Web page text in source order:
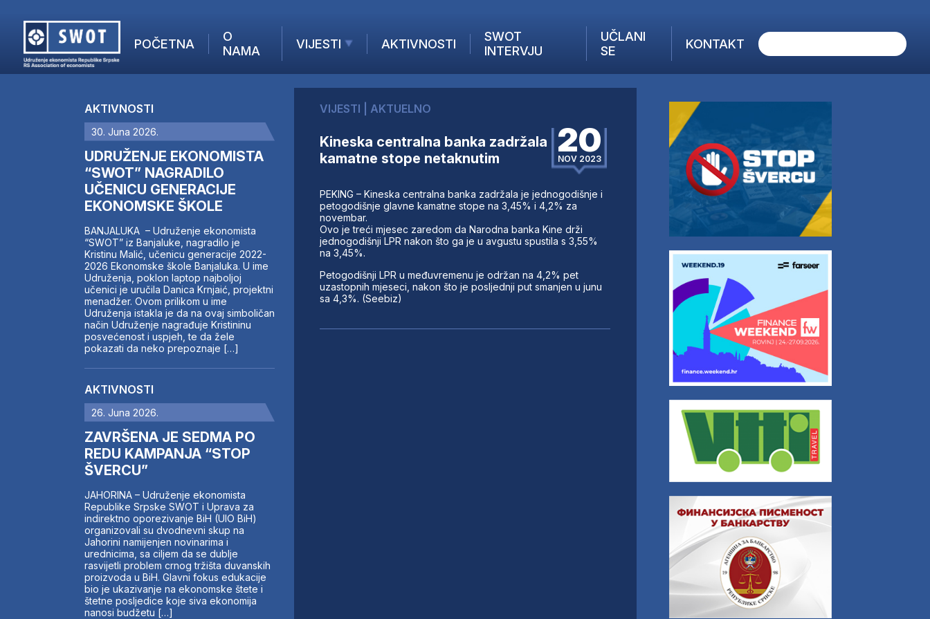
POČETNA
O
NAMA
VIJESTI
AKTUELNO
KOMPANIJE
FINANSIJE
IZ STRANIH MEDIJA
AKTIVNOSTI
SWOT
INTERVJU
UČLANI
SE
KONTAKT
AKTUELNO
ANALIZE
KOMPANIJE
FINANSIJE
IZ STRANIH MEDIJA
AKTIVNOSTI
SWOT INTERVJU
UČLANI SE
KONTAKT
AKTIVNOSTI
30. Juna 2026.
UDRUŽENJE EKONOMISTA
“SWOT” NAGRADILO
UČENICU GENERACIJE
EKONOMSKE ŠKOLE
BANJALUKA – Udruženje ekonomista
“SWOT” iz Banjaluke, nagradilo je
Kristinu Malić, učenicu generacije 2022-
2026 Ekonomske škole Banjaluka. U ime
Udruženja, poklon laptop najboljoj
učenici je uručila Danica Krnjaić, projektni
menadžer. Ovom prilikom u ime
Udruženja istakla je da na ovaj simboličan
način Udruženje nagrađuje Kristininu
posvećenost i uspjeh, te da žele
pokazati da neko prepoznaje […]
AKTIVNOSTI
26. Juna 2026.
ZAVRŠENA JE SEDMA PO
REDU KAMPANJA “STOP
ŠVERCU”
JAHORINA – Udruženje ekonomista
Republike Srpske SWOT i Uprava za
indirektno oporezivanje BiH (UIO BiH)
organizovali su dvodnevni skup na
Jahorini namijenjen novinarima i
urednicima, sa ciljem da se dublje
rasvijetli problem crnog tržišta duvanskih
proizvoda u BiH. Glavni fokus edukacije
bio je ukazivanje na ekonomske štete i
štetne posljedice koje siva ekonomija
nanosi budžetu […]
VIJESTI AKTUELNO
Kineska centralna banka zadržala
kamatne stope netaknutim
20
NOV 2023
PEKING – Kineska centralna banka zadržala je jednogodišnje i
petogodišnje glavne kamatne stope na 3,45% i 4,2% za
novembar.
Ovo je treći mjesec zaredom da Narodna banka Kine drži
jednogodišnji LPR nakon što ga je u avgustu spustila s 3,55%
na 3,45%.
Petogodišnji LPR u međuvremenu je održan na 4,2% pet
uzastopnih mjeseci, nakon što je posljednji put smanjen u junu
sa 4,3%. (Seebiz)